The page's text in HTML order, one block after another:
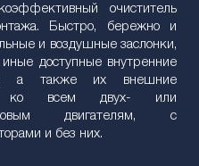
очиститель
Быстро, бережно и
и воздушные заслонки,
доступные внутренние
а также их внешние
ко всем двух- или
двигателям, с
и без них.